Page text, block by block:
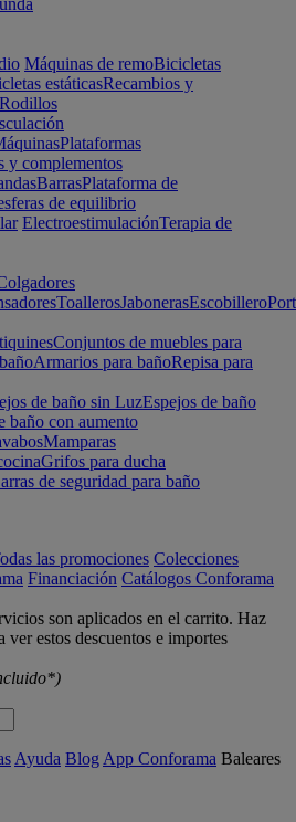
Máquinas de remoBicicletas
estáticasRecambios y
Rodillos
Plataformas
y complementos
BarrasPlataforma de
de equilibrio
ElectroestimulaciónTerapia de
ToallerosJabonerasEscobillero
Conjuntos de muebles para
Armarios para bañoRepisa para
de baño sin LuzEspejos de baño
baño con aumento
Mamparas
Grifos para ducha
de seguridad para baño
las promociones Colecciones
Financiación Catálogos Conforama
son aplicados en el carrito. Haz
estos descuentos e importes
Ayuda Blog App Conforama Baleares